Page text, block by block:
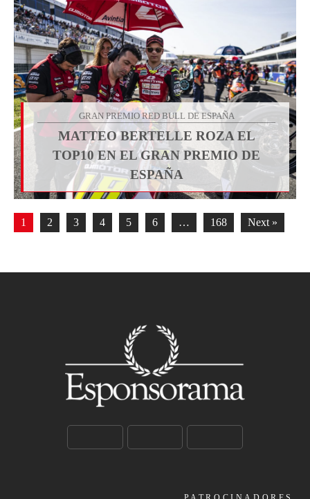
GRAN PREMIO RED BULL DE ESPAÑA
MATTEO BERTELLE ROZA EL
TOP10 EN EL GRAN PREMIO DE
ESPAÑA​
1 2 3 4 5 6 … 168 Next »